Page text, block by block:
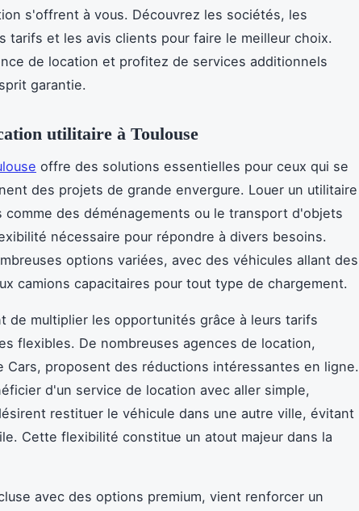
s'offrent à vous. Découvrez les sociétés, les
tarifs et les avis clients pour faire le meilleur choix.
de location et profitez de services additionnels
garantie.
utilitaire à Toulouse
offre des solutions essentielles pour ceux qui se
des projets de grande envergure. Louer un utilitaire
des déménagements ou le transport d'objets
nécessaire pour répondre à divers besoins.
options variées, avec des véhicules allant des
camions capacitaires pour tout type de chargement.
de multiplier les opportunités grâce à leurs tarifs
flexibles. De nombreuses agences de location,
Cars, proposent des réductions intéressantes en ligne.
d'un service de location avec aller simple,
restituer le véhicule dans une autre ville, évitant
Cette flexibilité constitue un atout majeur dans la
avec des options premium, vient renforcer un